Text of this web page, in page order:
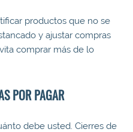
productos que no se
y ajustar compras
comprar más de lo
POR PAGAR
debe usted. Cierres de